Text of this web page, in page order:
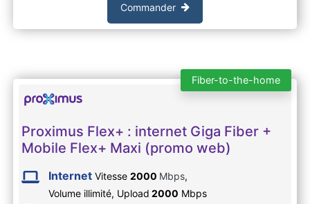
Commander
Fiber-to-the-home
Proximus Flex+ : internet Giga Fiber +
Mobile Flex+ Maxi (promo web)
Internet Vitesse 2000 Mbps,
Volume illimité, Upload 2000 Mbps